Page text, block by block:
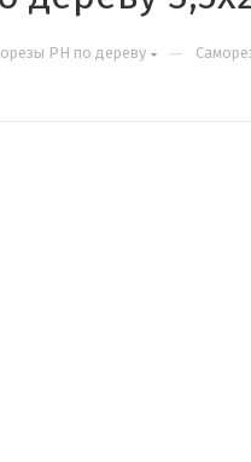
PH по дереву —